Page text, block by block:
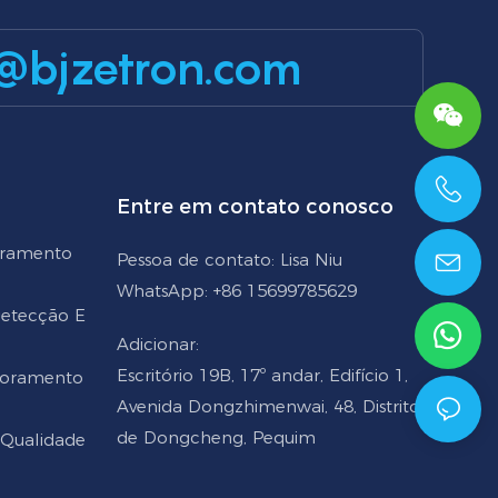
E
Entre em contato conosco
Pessoa de contato: Lisa Niu
WhatsApp: +86 15699785629
Adicionar:
Escritório 19B, 17º andar, Edifício 1,
Avenida Dongzhimenwai, 48, Distrito
de Dongcheng, Pequim